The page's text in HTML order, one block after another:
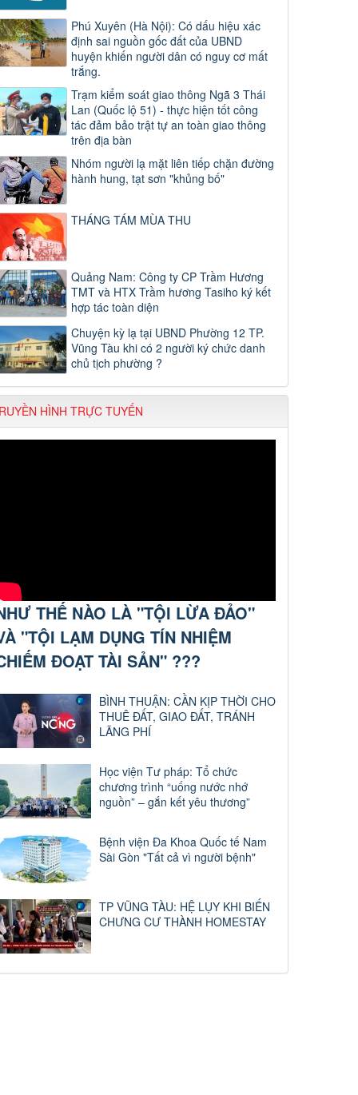
Phú Xuyên (Hà Nội): Có dấu hiệu xác
định sai nguồn gốc đất của UBND
huyện khiến người dân có nguy cơ mất
trắng.
Trạm kiểm soát giao thông Ngã 3 Thái
Lan (Quốc lộ 51) - thực hiện tốt công
tác đảm bảo trật tự an toàn giao thông
trên địa bàn
Nhóm người lạ mặt liên tiếp chặn đường
hành hung, tạt sơn "khủng bố"
THÁNG TÁM MÙA THU
Quảng Nam: Công ty CP Trầm Hương
TMT và HTX Trầm hương Tasiho ký kết
hợp tác toàn diện
Chuyện kỳ lạ tại UBND Phường 12 TP.
Vũng Tàu khi có 2 người ký chức danh
chủ tịch phường ?
HÌNH TRỰC TUYẾN
THẾ NÀO LÀ "TỘI LỪA ĐẢO"
"TỘI LẠM DỤNG TÍN NHIỆM
ĐOẠT TÀI SẢN" ???
BÌNH THUẬN: CẦN KỊP THỜI CHO
THUÊ ĐẤT, GIAO ĐẤT, TRÁNH
LÃNG PHÍ
Học viện Tư pháp: Tổ chức
chương trình “uống nước nhớ
nguồn” – gắn kết yêu thương”
Bệnh viện Đa Khoa Quốc tế Nam
Sài Gòn "Tất cả vì người bệnh"
TP VŨNG TÀU: HỆ LỤY KHI BIẾN
CHƯNG CƯ THÀNH HOMESTAY